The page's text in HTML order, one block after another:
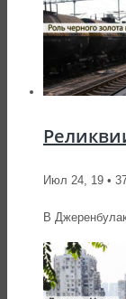
Июл 24, 19 •
В